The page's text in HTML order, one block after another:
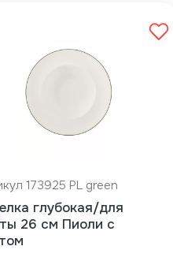
173925 PL green
глубокая/для
26 см Пиоли с